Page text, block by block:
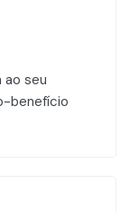
seu
benefício